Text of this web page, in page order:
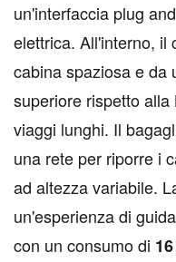
un'interfaccia plug
elettrica. All'interno, il
cabina spaziosa e da
superiore rispetto
viaggi lunghi. Il
una rete per riporre i
ad altezza variabile.
un'esperienza di
con un consumo di